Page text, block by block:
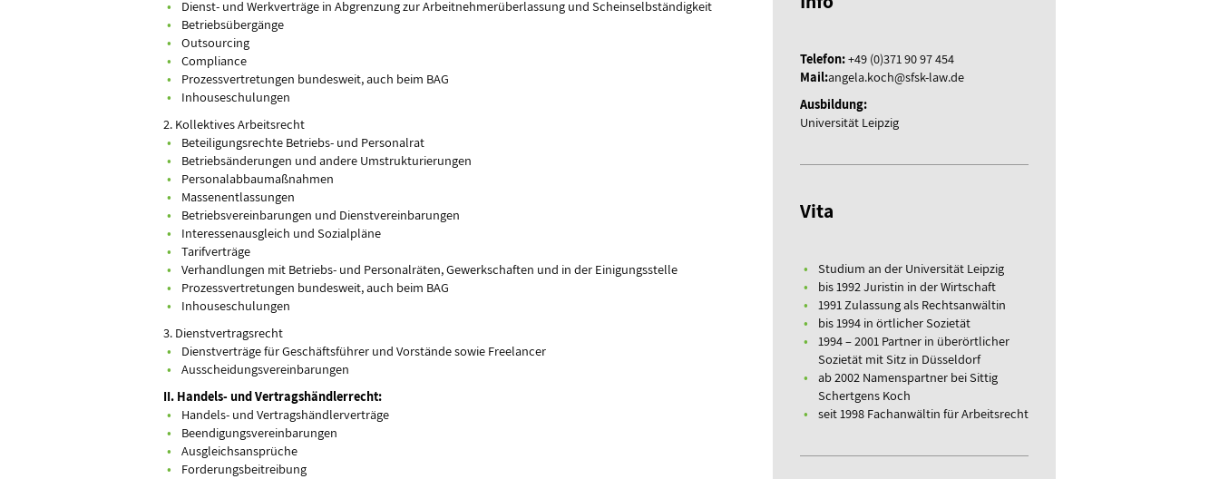
Dienst- und Werkverträge in Abgrenzung zur Arbeitnehmerüberlassung und Scheinselbständigkeit
Betriebsübergänge
Outsourcing
Compliance
Prozessvertretungen bundesweit, auch beim BAG
Inhouseschulungen
2. Kollektives Arbeitsrecht
Beteiligungsrechte Betriebs- und Personalrat
Betriebsänderungen und andere Umstrukturierungen
Personalabbaumaßnahmen
Massenentlassungen
Betriebsvereinbarungen und Dienstvereinbarungen
Interessenausgleich und Sozialpläne
Tarifverträge
Verhandlungen mit Betriebs- und Personalräten, Gewerkschaften und in der Einigungsstelle
Prozessvertretungen bundesweit, auch beim BAG
Inhouseschulungen
3. Dienstvertragsrecht
Dienstverträge für Geschäftsführer und Vorstände sowie Freelancer
Ausscheidungsvereinbarungen
II. Handels- und Vertragshändlerrecht:
Handels- und Vertragshändlerverträge
Beendigungsvereinbarungen
Ausgleichsansprüche
Forderungsbeitreibung
Telefon:+49 (0)371 90 97 454
Mail:angela.koch@sfsk-law.de
Ausbildung:
Universität Leipzig
Vita
Studium an der Universität Leipzig
bis 1992 Juristin in der Wirtschaft
1991 Zulassung als Rechtsanwältin
bis 1994 in örtlicher Sozietät
1994 – 2001 Partner in überörtlicher
Sozietät mit Sitz in Düsseldorf
ab 2002 Namenspartner bei Sittig
Schertgens Koch
seit 1998 Fachanwältin für Arbeitsrecht